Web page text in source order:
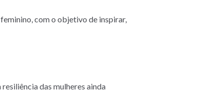
com o objetivo de inspirar,
das mulheres ainda